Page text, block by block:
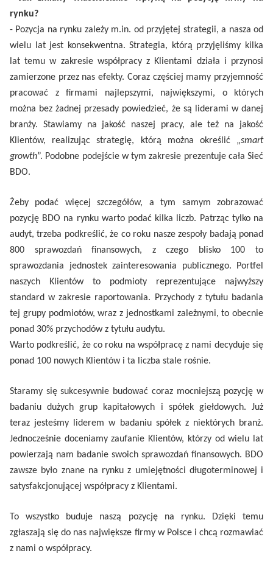
rynku?
- Pozycja na rynku zależy m.in. od przyjętej strategii, a nasza od
wielu lat jest konsekwentna. Strategia, którą przyjęliśmy kilka
lat temu w zakresie współpracy z Klientami działa i przynosi
zamierzone przez nas efekty. Coraz częściej mamy przyjemność
pracować z firmami najlepszymi, największymi, o których
można bez żadnej przesady powiedzieć, że są liderami w danej
branży. Stawiamy na jakość naszej pracy, ale też na jakość
Klientów, realizując strategię, którą można określić „smart
growth”. Podobne podejście w tym zakresie prezentuje cała Sieć
BDO.
Żeby podać więcej szczegółów, a tym samym zobrazować
pozycję BDO na rynku warto podać kilka liczb. Patrząc tylko na
audyt, trzeba podkreślić, że co roku nasze zespoły badają ponad
800 sprawozdań finansowych, z czego blisko 100 to
sprawozdania jednostek zainteresowania publicznego. Portfel
naszych Klientów to podmioty reprezentujące najwyższy
standard w zakresie raportowania. Przychody z tytułu badania
tej grupy podmiotów, wraz z jednostkami zależnymi, to obecnie
ponad 30% przychodów z tytułu audytu.
Warto podkreślić, że co roku na współpracę z nami decyduje się
ponad 100 nowych Klientów i ta liczba stale rośnie.
Staramy się sukcesywnie budować coraz mocniejszą pozycję w
badaniu dużych grup kapitałowych i spółek giełdowych. Już
teraz jesteśmy liderem w badaniu spółek z niektórych branż.
Jednocześnie doceniamy zaufanie Klientów, którzy od wielu lat
powierzają nam badanie swoich sprawozdań finansowych. BDO
zawsze było znane na rynku z umiejętności długoterminowej i
satysfakcjonującej współpracy z Klientami.
To wszystko buduje naszą pozycję na rynku. Dzięki temu
zgłaszają się do nas największe firmy w Polsce i chcą rozmawiać
z nami o współpracy.